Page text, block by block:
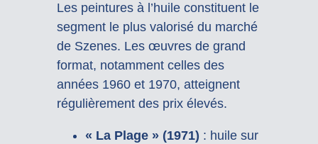
Les peintures à l’huile constituent le
segment le plus valorisé du marché
de Szenes. Les œuvres de grand
format, notamment celles des
années 1960 et 1970, atteignent
régulièrement des prix élevés.
« La Plage » (1971) : huile sur